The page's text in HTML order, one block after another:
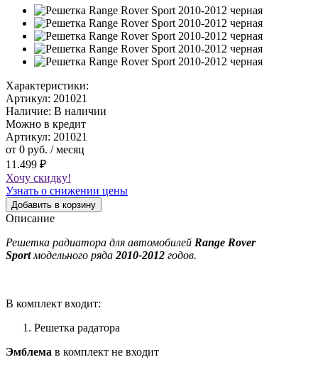
Характеристики:
Артикул: 201021
Наличие: В наличии
Можно в кредит
Артикул: 201021
от 0 руб. / месяц
11.499 ₽
Хочу скидку!
Узнать о снижении цены
Добавить в корзину
Описание
Решетка радиатора для автомобилей Range Rover
Sportмодельного ряда 2010-2012 годов.
В комплект входит:
Решетка радатора
Эмблема в комплект не входит